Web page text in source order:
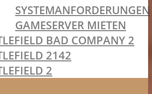
SYSTEMANFORDERUNGEN
GAMESERVER MIETEN
BAD COMPANY 2
2142
2